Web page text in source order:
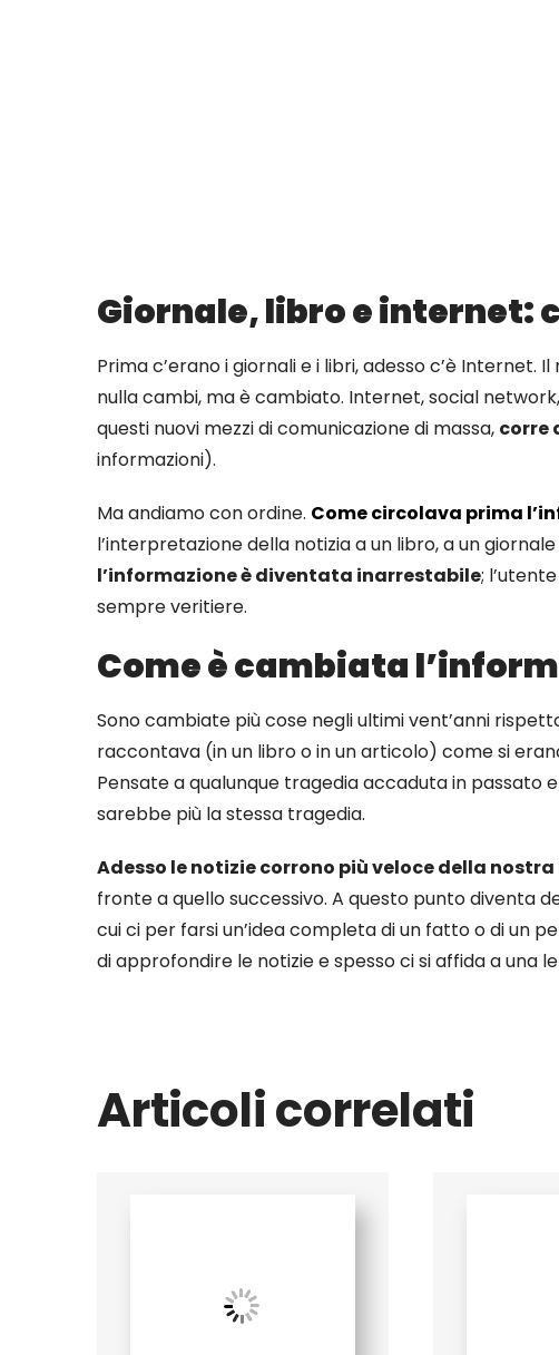
Giornale, libro e internet:
Prima c’erano i giornali e i libri, adesso c’è
nulla cambi, ma è cambiato. Internet, social
questi nuovi mezzi di comunicazione di massa, corre
informazioni).
Ma andiamo con ordine. Come circolava prima
l’interpretazione della notizia a un libro, a un
l’informazione è diventata inarrestabile;
sempre veritiere.
Come è cambiata
Sono cambiate più cose negli ultimi vent’anni
raccontava (in un libro o in un articolo) come si
Pensate a qualunque tragedia accaduta in passato
sarebbe più la stessa tragedia.
Adesso le notizie corrono più veloce della
fronte a quello successivo. A questo punto diventa
cui ci per farsi un’idea completa di un fatto o di un
di approfondire le notizie e spesso ci si affida a una
Articoli correlati